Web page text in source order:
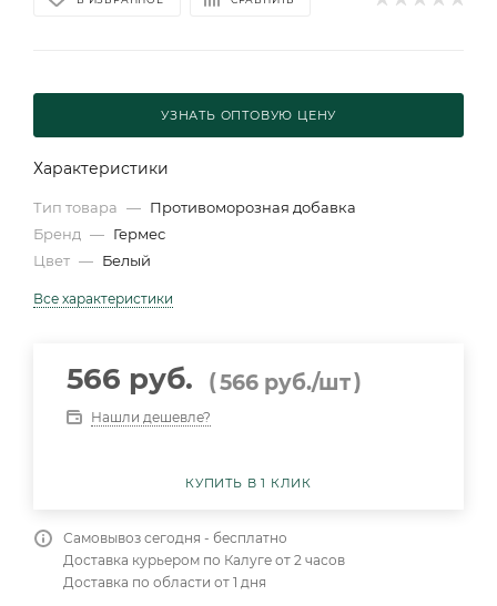
УЗНАТЬ ОПТОВУЮ ЦЕНУ
Характеристики
Тип товара — Противоморозная добавка
Бренд — Гермес
Цвет — Белый
Все характеристики
566 руб. (566 руб./шт)
Нашли дешевле?
КУПИТЬ В 1 КЛИК
Самовывоз сегодня - бесплатно
Доставка курьером по Калуге от 2 часов
Доставка по области от 1 дня